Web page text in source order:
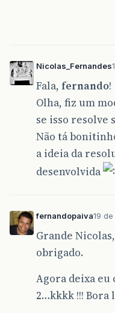
Nicolas_Fernandes
Fala, fernando!
Olha, fiz um
se isso resolve
Não tá
a ideia da
desenvolvida
fernandopaiva19
Grande
obrigado.
Agora deixa
2…kkkk !!! Bora